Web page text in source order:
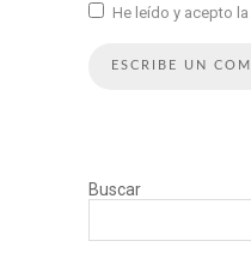
He leído y acepto la
Buscar